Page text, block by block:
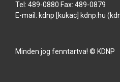
Tel: 489-0880 Fax: 489-0879
E-mail: kdnp [kukac] kdnp.hu
Minden jog fenntartva! © KDNP